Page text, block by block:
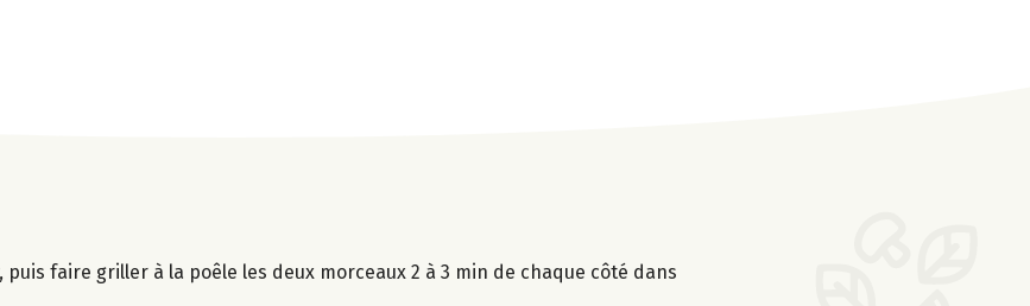
puis faire griller à la poêle les deux morceaux 2 à 3 min de chaque côté dans